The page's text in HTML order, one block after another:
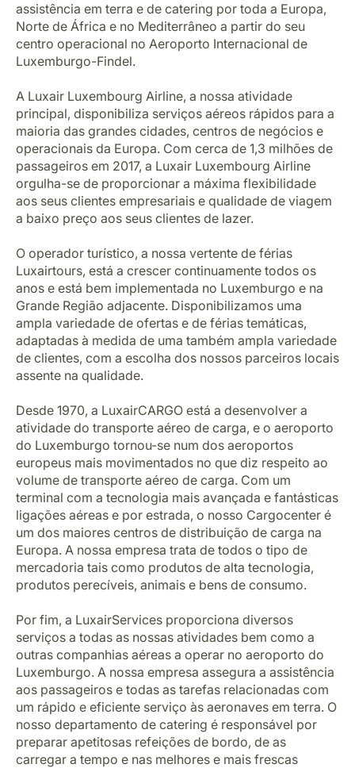
assistência em terra e de catering por toda a Europa,
Norte de África e no Mediterrâneo a partir do seu
centro operacional no Aeroporto Internacional de
Luxemburgo-Findel.
A Luxair Luxembourg Airline, a nossa atividade
principal, disponibiliza serviços aéreos rápidos para a
maioria das grandes cidades, centros de negócios e
operacionais da Europa. Com cerca de 1,3 milhões de
passageiros em 2017, a Luxair Luxembourg Airline
orgulha-se de proporcionar a máxima flexibilidade
aos seus clientes empresariais e qualidade de viagem
a baixo preço aos seus clientes de lazer.
O operador turístico, a nossa vertente de férias
Luxairtours, está a crescer continuamente todos os
anos e está bem implementada no Luxemburgo e na
Grande Região adjacente. Disponibilizamos uma
ampla variedade de ofertas e de férias temáticas,
adaptadas à medida de uma também ampla variedade
de clientes, com a escolha dos nossos parceiros locais
assente na qualidade.
Desde 1970, a LuxairCARGO está a desenvolver a
atividade do transporte aéreo de carga, e o aeroporto
do Luxemburgo tornou-se num dos aeroportos
europeus mais movimentados no que diz respeito ao
volume de transporte aéreo de carga. Com um
terminal com a tecnologia mais avançada e fantásticas
ligações aéreas e por estrada, o nosso Cargocenter é
um dos maiores centros de distribuição de carga na
Europa. A nossa empresa trata de todos o tipo de
mercadoria tais como produtos de alta tecnologia,
produtos perecíveis, animais e bens de consumo.
Por fim, a LuxairServices proporciona diversos
serviços a todas as nossas atividades bem como a
outras companhias aéreas a operar no aeroporto do
Luxemburgo. A nossa empresa assegura a assistência
aos passageiros e todas as tarefas relacionadas com
um rápido e eficiente serviço às aeronaves em terra. O
nosso departamento de catering é responsável por
preparar apetitosas refeições de bordo, de as
carregar a tempo e nas melhores e mais frescas